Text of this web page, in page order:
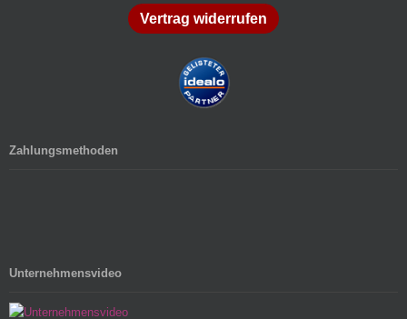
Vertrag widerrufen
Zahlungsmethoden
Unternehmensvideo